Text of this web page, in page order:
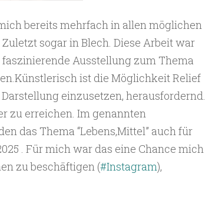
bereits mehrfach in allen möglichen
sogar in Blech. Diese Arbeit war
Ausstellung zum Thema
ist die Möglichkeit Relief
einzusetzen, herausfordernd.
zu erreichen. Im genannten
das Thema “Lebens,Mittel” auch für
. Für mich war das eine Chance mich
zu beschäftigen (#Instagram),